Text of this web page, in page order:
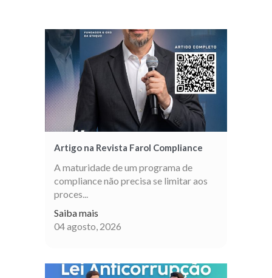
Artigo na Revista Farol Compliance
A maturidade de um programa de
compliance não precisa se limitar aos
proces...
Saiba mais
04 agosto, 2026